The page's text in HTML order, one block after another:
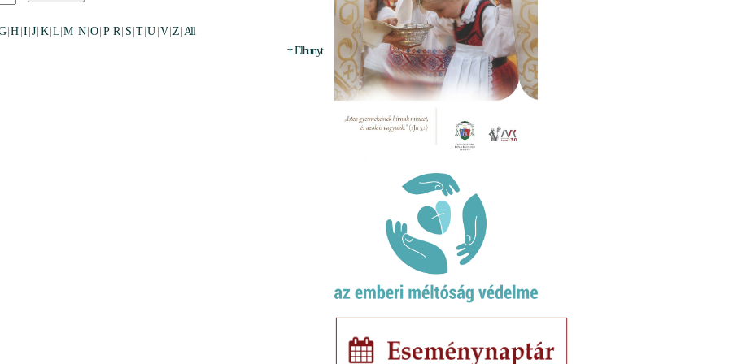
|H I |J K L |M N |O P|R S T |U V |Z All
† Elhunyt